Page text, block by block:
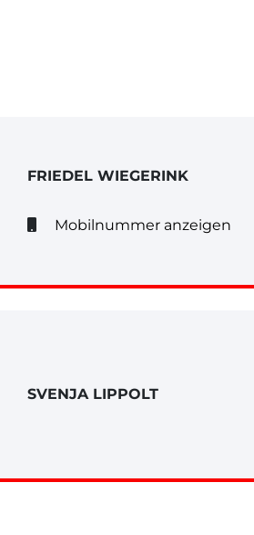
FRIEDEL WIEGERINK
Mobilnummer anzeigen
SVENJA LIPPOLT